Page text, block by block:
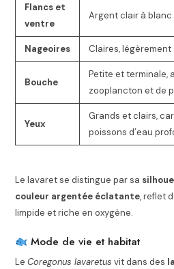
Flancs et
ventre
Argent clair à
Nageoires Claires, légèrement
Bouche
Petite et terminale,
zooplancton et de
Yeux
Grands et clairs,
poissons d’eau
Le lavaret se distingue par sa
couleur argentée éclatante, reflet
limpide et riche en oxygène.
Mode de vie et habitat
LeCoregonus lavaretus vit dans des